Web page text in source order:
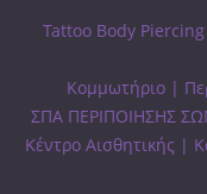
Tattoo Body
Κομμωτήριο |
ΣΠΑ ΠΕΡΙΠΟΙΗΣΗΣ
Κέντρο Αισθητικής |